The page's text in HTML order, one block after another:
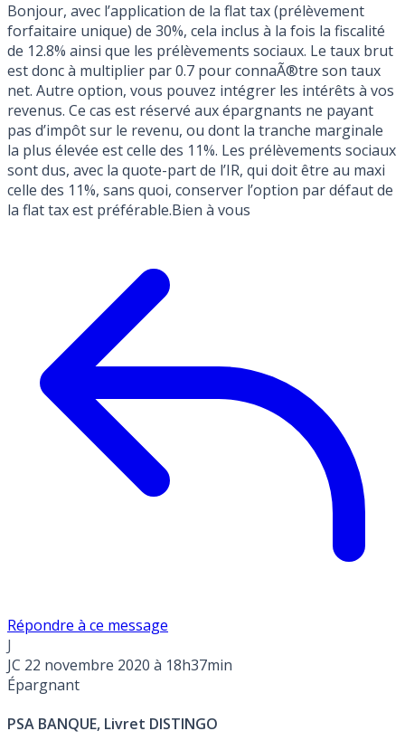
Bonjour, avec l’application de la flat tax (prélèvement
forfaitaire unique) de 30%, cela inclus à la fois la fiscalité
de 12.8% ainsi que les prélèvements sociaux. Le taux brut
est donc à multiplier par 0.7 pour connaÃ®tre son taux
net. Autre option, vous pouvez intégrer les intérêts à vos
revenus. Ce cas est réservé aux épargnants ne payant
pas d’impôt sur le revenu, ou dont la tranche marginale
la plus élevée est celle des 11%. Les prélèvements sociaux
sont dus, avec la quote-part de l’IR, qui doit être au maxi
celle des 11%, sans quoi, conserver l’option par défaut de
la flat tax est préférable.Bien à vous
Répondre à ce message
J
JC 22 novembre 2020 à 18h37min
Épargnant
PSA BANQUE, Livret DISTINGO